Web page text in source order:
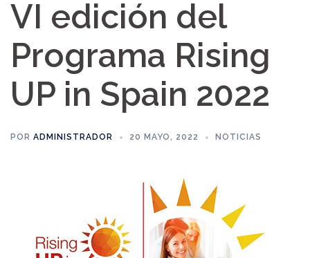
VI edición del
Programa Rising
UP in Spain 2022
POR ADMINISTRADOR 20 MAYO, 2022 NOTICIAS